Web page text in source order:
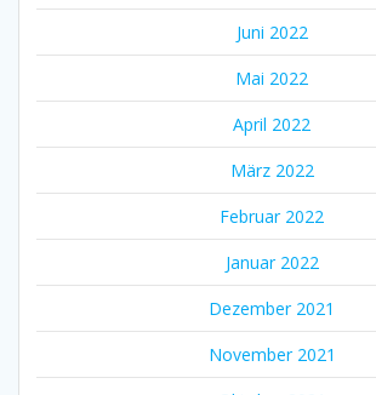
Juni 2022
Mai 2022
April 2022
März 2022
Februar 2022
Januar 2022
Dezember 2021
November 2021